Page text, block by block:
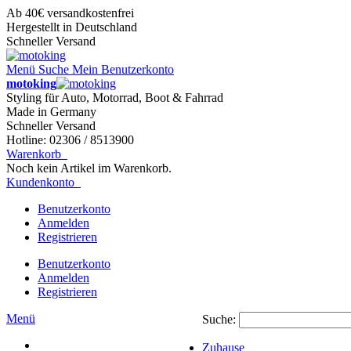
Ab 40€ versandkostenfrei
Hergestellt in Deutschland
Schneller Versand
Menü Suche Mein Benutzerkonto
motoking
Styling für Auto, Motorrad, Boot & Fahrrad
Made in Germany
Schneller Versand
Hotline: 02306 / 8513900
Warenkorb
Noch kein Artikel im Warenkorb.
Kundenkonto
Benutzerkonto
Anmelden
Registrieren
Benutzerkonto
Anmelden
Registrieren
Menü
Suche:
Zuhause